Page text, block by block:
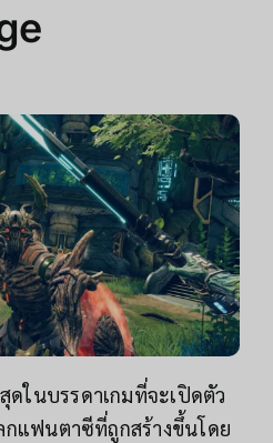
ในบรรดาเกมที่จะเปิดตัว
กแฟนตาซีที่ถูกสร้างขึ้นโดย